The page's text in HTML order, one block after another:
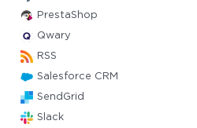
PrestaShop
Qwary
RSS
Salesforce CRM
SendGrid
Slack